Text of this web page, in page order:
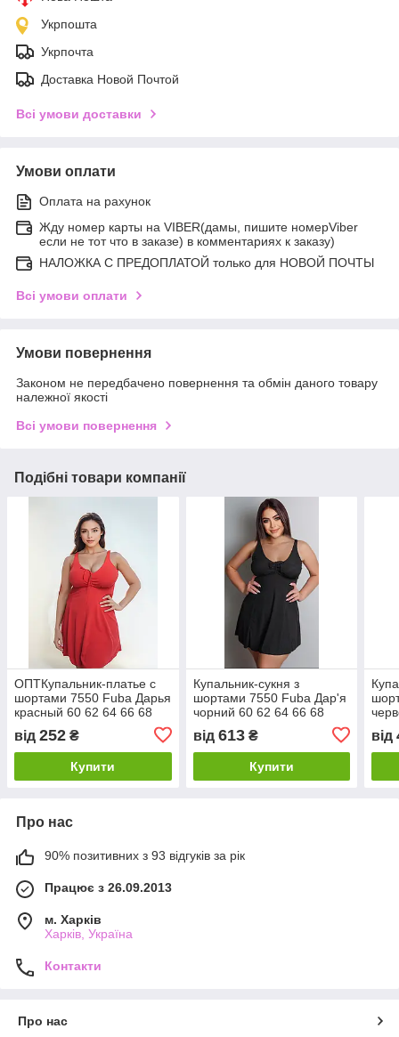
Укрпошта
Укрпочта
Доставка Новой Почтой
Всі умови доставки
Умови оплати
Оплата на рахунок
Жду номер карты на VIBER(дамы, пишите номерViber
если не тот что в заказе) в комментариях к заказу)
НАЛОЖКА С ПРЕДОПЛАТОЙ только для НОВОЙ ПОЧТЫ
Всі умови оплати
Умови повернення
Законом не передбачено повернення та обмін даного товару
належної якості
Всі умови повернення
Подібні товари компанії
ОПТКупальник-платье с
шортами 7550 Fuba Дарья
красный 60 62 64 66 68
від 252 ₴
Купити
Купальник-сукня з
шортами 7550 Fuba Дар'я
чорний 60 62 64 66 68
від 613₴
Купити
від
Про нас
90% позитивних з 93 відгуків за рік
Працює з 26.09.2013
м. Харків
Харків, Україна
Контакти
Про нас